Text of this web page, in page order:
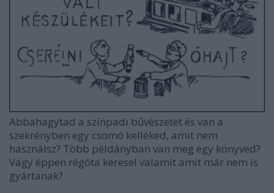
Abbahagytad a színpadi bűvészetet és van a
szekrényben egy csomó kelléked, amit nem
használsz? Több példányban van meg egy könyved?
Vagy éppen régóta keresel valamit amit már nem is
gyártanak?